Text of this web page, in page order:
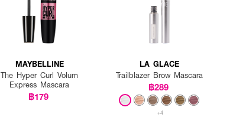
MAYBELLINE
The Hyper Curl Volum
Express Mascara
฿179
LA GLACE
Trailblazer Brow Mascara
฿289
+4